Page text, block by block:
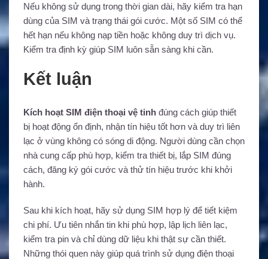
Nếu không sử dụng trong thời gian dài, hãy kiểm tra hạn
dùng của SIM và trạng thái gói cước. Một số SIM có thể
hết hạn nếu không nạp tiền hoặc không duy trì dịch vụ.
Kiểm tra định kỳ giúp SIM luôn sẵn sàng khi cần.
Kết luận
Kích hoạt SIM điện thoại vệ tinh đúng cách giúp thiết
bị hoạt động ổn định, nhận tín hiệu tốt hơn và duy trì liên
lạc ở vùng không có sóng di động. Người dùng cần chọn
nhà cung cấp phù hợp, kiểm tra thiết bị, lắp SIM đúng
cách, đăng ký gói cước và thử tín hiệu trước khi khởi
hành.
Sau khi kích hoạt, hãy sử dụng SIM hợp lý để tiết kiệm
chi phí. Ưu tiên nhắn tin khi phù hợp, lập lịch liên lạc,
kiểm tra pin và chỉ dùng dữ liệu khi thật sự cần thiết.
Những thói quen này giúp quá trình sử dụng điện thoại